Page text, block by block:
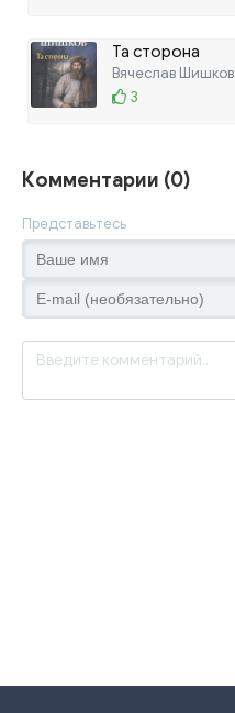
Та сторона
Вячеслав Шишков
3
Комментарии (0)
Представьтесь